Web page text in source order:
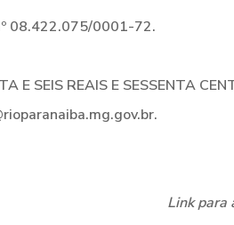
08.422.075/0001-72.
E SEIS REAIS E SESSENTA
Link para